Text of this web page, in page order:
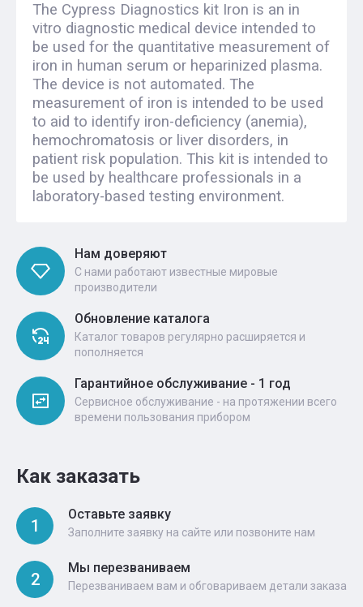
The Cypress Diagnostics kit Iron is an in
vitro diagnostic medical device intended to
be used for the quantitative measurement of
iron in human serum or heparinized plasma.
The device is not automated. The
measurement of iron is intended to be used
to aid to identify iron-deficiency (anemia),
hemochromatosis or liver disorders, in
patient risk population. This kit is intended to
be used by healthcare professionals in a
laboratory-based testing environment.
Нам доверяют
С нами работают известные мировые
производители
Обновление каталога
Каталог товаров регулярно расширяется и
пополняется
Гарантийное обслуживание - 1 год
Сервисное обслуживание - на протяжении всего
времени пользования прибором
Как заказать
1
Оставьте заявку
Заполните заявку на сайте или позвоните нам
2
Мы перезваниваем
Перезваниваем вам и обговариваем детали заказа